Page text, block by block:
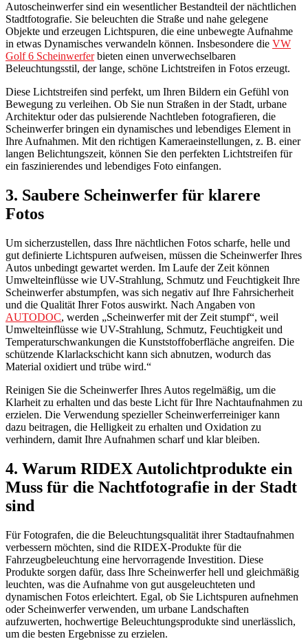
Autoscheinwerfer sind ein wesentlicher Bestandteil der nächtlichen
Stadtfotografie. Sie beleuchten die Straße und nahe gelegene
Objekte und erzeugen Lichtspuren, die eine unbewegte Aufnahme
in etwas Dynamisches verwandeln können. Insbesondere die VW
Golf 6 Scheinwerferbieten einen unverwechselbaren
Beleuchtungsstil, der lange, schöne Lichtstreifen in Fotos erzeugt.
Diese Lichtstreifen sind perfekt, um Ihren Bildern ein Gefühl von
Bewegung zu verleihen. Ob Sie nun Straßen in der Stadt, urbane
Architektur oder das pulsierende Nachtleben fotografieren, die
Scheinwerfer bringen ein dynamisches und lebendiges Element in
Ihre Aufnahmen. Mit den richtigen Kameraeinstellungen, z. B. einer
langen Belichtungszeit, können Sie den perfekten Lichtstreifen für
ein faszinierendes und lebendiges Foto einfangen.
3. Saubere Scheinwerfer für klarere
Fotos
Um sicherzustellen, dass Ihre nächtlichen Fotos scharfe, helle und
gut definierte Lichtspuren aufweisen, müssen die Scheinwerfer Ihres
Autos unbedingt gewartet werden. Im Laufe der Zeit können
Umwelteinflüsse wie UV-Strahlung, Schmutz und Feuchtigkeit Ihre
Scheinwerfer abstumpfen, was sich negativ auf Ihre Fahrsicherheit
und die Qualität Ihrer Fotos auswirkt. Nach Angaben von
AUTODOC, werden „Scheinwerfer mit der Zeit stumpf“, weil
Umwelteinflüsse wie UV-Strahlung, Schmutz, Feuchtigkeit und
Temperaturschwankungen die Kunststoffoberfläche angreifen. Die
schützende Klarlackschicht kann sich abnutzen, wodurch das
Material oxidiert und trübe wird.“
Reinigen Sie die Scheinwerfer Ihres Autos regelmäßig, um die
Klarheit zu erhalten und das beste Licht für Ihre Nachtaufnahmen zu
erzielen. Die Verwendung spezieller Scheinwerferreiniger kann
dazu beitragen, die Helligkeit zu erhalten und Oxidation zu
verhindern, damit Ihre Aufnahmen scharf und klar bleiben.
4. Warum RIDEX Autolichtprodukte ein
Muss für die Nachtfotografie in der Stadt
sind
Für Fotografen, die die Beleuchtungsqualität ihrer Stadtaufnahmen
verbessern möchten, sind die RIDEX-Produkte für die
Fahrzeugbeleuchtung eine hervorragende Investition. Diese
Produkte sorgen dafür, dass Ihre Scheinwerfer hell und gleichmäßig
leuchten, was die Aufnahme von gut ausgeleuchteten und
dynamischen Fotos erleichtert. Egal, ob Sie Lichtspuren aufnehmen
oder Scheinwerfer verwenden, um urbane Landschaften
aufzuwerten, hochwertige Beleuchtungsprodukte sind unerlässlich,
um die besten Ergebnisse zu erzielen.